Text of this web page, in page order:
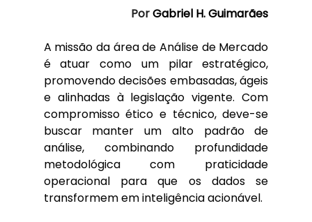
Por Gabriel H. Guimarães
A missão da área de Análise de Mercado
é atuar como um pilar estratégico,
promovendo decisões embasadas, ágeis
e alinhadas à legislação vigente. Com
compromisso ético e técnico, deve-se
buscar manter um alto padrão de
análise, combinando profundidade
metodológica com praticidade
operacional para que os dados se
transformem em inteligência acionável.